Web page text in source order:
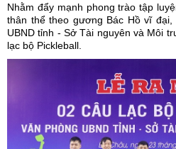
Nhằm đẩy mạnh phong trào tập
thân thể theo gương Bác Hồ vĩ đại,
UBND tỉnh - Sở Tài nguyên và Môi
lạc bộ Pickleball.